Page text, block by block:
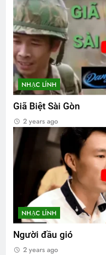
NHẠC LÍNH
Giã Biệt Sài Gòn
2 years ago
NHẠC LÍNH
Người đầu gió
2 years ago